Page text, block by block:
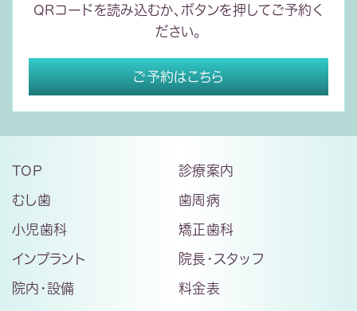
QRコードを読み込むか、ボタンを押してご予約く
ださい。
ご予約はこちら
TOP
診療案内
むし歯
歯周病
小児歯科
矯正歯科
インプラント
院長・スタッフ
院内・設備
料金表